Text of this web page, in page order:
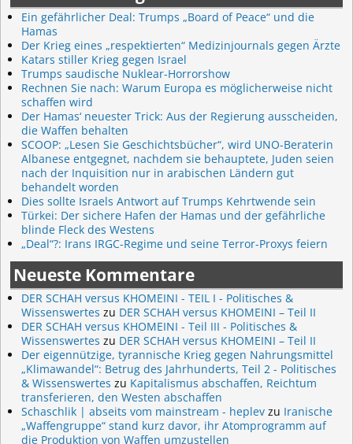
Ein gefährlicher Deal: Trumps „Board of Peace“ und die
Hamas
Der Krieg eines „respektierten“ Medizinjournals gegen Ärzte
Katars stiller Krieg gegen Israel
Trumps saudische Nuklear-Horrorshow
Rechnen Sie nach: Warum Europa es möglicherweise nicht
schaffen wird
Der Hamas‘ neuester Trick: Aus der Regierung ausscheiden,
die Waffen behalten
SCOOP: „Lesen Sie Geschichtsbücher“, wird UNO-Beraterin
Albanese entgegnet, nachdem sie behauptete, Juden seien
nach der Inquisition nur in arabischen Ländern gut
behandelt worden
Dies sollte Israels Antwort auf Trumps Kehrtwende sein
Türkei: Der sichere Hafen der Hamas und der gefährliche
blinde Fleck des Westens
„Deal“?: Irans IRGC-Regime und seine Terror-Proxys feiern
Neueste Kommentare
DER SCHAH versus KHOMEINI - TEIL I - Politisches &
Wissenswertes zu DER SCHAH versus KHOMEINI – Teil II
DER SCHAH versus KHOMEINI - Teil III - Politisches &
Wissenswertes zu DER SCHAH versus KHOMEINI – Teil II
Der eigennützige, tyrannische Krieg gegen Nahrungsmittel
„Klimawandel“: Betrug des Jahrhunderts, Teil 2 - Politisches
& Wissenswertes zu Kapitalismus abschaffen, Reichtum
transferieren, den Westen abschaffen
Schaschlik | abseits vom mainstream - heplev zu Iranische
„Waffengruppe“ stand kurz davor, ihr Atomprogramm auf
die Produktion von Waffen umzustellen